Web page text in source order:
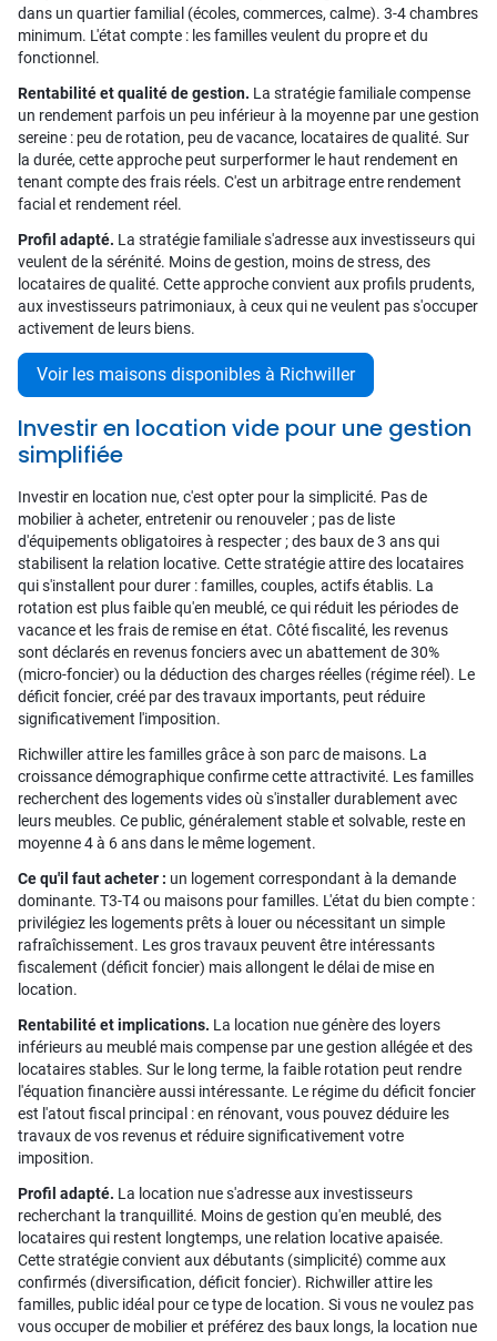
dans un quartier familial (écoles, commerces, calme). 3-4 chambres
minimum. L'état compte : les familles veulent du propre et du
fonctionnel.
Rentabilité et qualité de gestion. La stratégie familiale compense
un rendement parfois un peu inférieur à la moyenne par une gestion
sereine : peu de rotation, peu de vacance, locataires de qualité. Sur
la durée, cette approche peut surperformer le haut rendement en
tenant compte des frais réels. C'est un arbitrage entre rendement
facial et rendement réel.
Profil adapté. La stratégie familiale s'adresse aux investisseurs qui
veulent de la sérénité. Moins de gestion, moins de stress, des
locataires de qualité. Cette approche convient aux profils prudents,
aux investisseurs patrimoniaux, à ceux qui ne veulent pas s'occuper
activement de leurs biens.
Voir les maisons disponibles à Richwiller
Investir en location vide pour une gestion
simplifiée
Investir en location nue, c'est opter pour la simplicité. Pas de
mobilier à acheter, entretenir ou renouveler ; pas de liste
d'équipements obligatoires à respecter ; des baux de 3 ans qui
stabilisent la relation locative. Cette stratégie attire des locataires
qui s'installent pour durer : familles, couples, actifs établis. La
rotation est plus faible qu'en meublé, ce qui réduit les périodes de
vacance et les frais de remise en état. Côté fiscalité, les revenus
sont déclarés en revenus fonciers avec un abattement de 30%
(micro-foncier) ou la déduction des charges réelles (régime réel). Le
déficit foncier, créé par des travaux importants, peut réduire
significativement l'imposition.
Richwiller attire les familles grâce à son parc de maisons. La
croissance démographique confirme cette attractivité. Les familles
recherchent des logements vides où s'installer durablement avec
leurs meubles. Ce public, généralement stable et solvable, reste en
moyenne 4 à 6 ans dans le même logement.
Ce qu'il faut acheter : un logement correspondant à la demande
dominante. T3-T4 ou maisons pour familles. L'état du bien compte :
privilégiez les logements prêts à louer ou nécessitant un simple
rafraîchissement. Les gros travaux peuvent être intéressants
fiscalement (déficit foncier) mais allongent le délai de mise en
location.
Rentabilité et implications. La location nue génère des loyers
inférieurs au meublé mais compense par une gestion allégée et des
locataires stables. Sur le long terme, la faible rotation peut rendre
l'équation financière aussi intéressante. Le régime du déficit foncier
est l'atout fiscal principal : en rénovant, vous pouvez déduire les
travaux de vos revenus et réduire significativement votre
imposition.
Profil adapté. La location nue s'adresse aux investisseurs
recherchant la tranquillité. Moins de gestion qu'en meublé, des
locataires qui restent longtemps, une relation locative apaisée.
Cette stratégie convient aux débutants (simplicité) comme aux
confirmés (diversification, déficit foncier). Richwiller attire les
familles, public idéal pour ce type de location. Si vous ne voulez pas
vous occuper de mobilier et préférez des baux longs, la location nue